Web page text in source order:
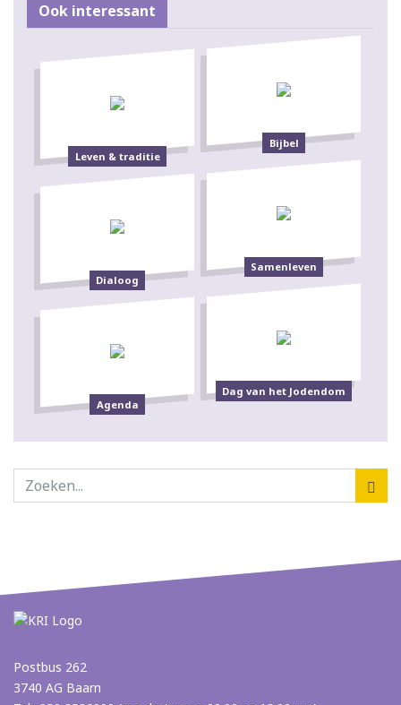
Ook interessant
Leven & traditie
Bijbel
Dialoog
Samenleven
Agenda
Dag van het Jodendom
Postbus 262
3740 AG Baarn